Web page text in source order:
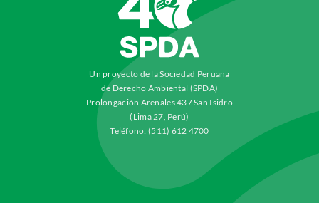
Un proyecto de la Sociedad Peruana
de Derecho Ambiental (SPDA)
Prolongación Arenales 437 San Isidro
(Lima 27, Perú)
Teléfono: (511) 612 4700